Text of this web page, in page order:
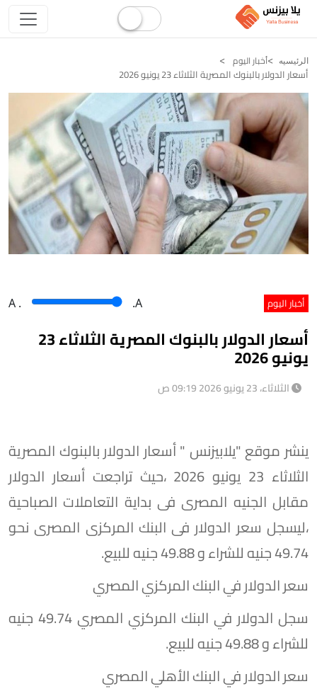
الرئيسيه أخبار اليوم
أسعار الدولار بالبنوك المصرية الثلاثاء 23 يونيو 2026
أخبار اليوم A . .A
أسعار الدولار بالبنوك المصرية الثلاثاء 23
يونيو 2026
الثلاثاء، 23 يونيو 2026 09:19 ص
ينشر موقع "يلابيزنس " أسعار الدولار بالبنوك المصرية
الثلاثاء 23 يونيو 2026 ،حيث تراجعت أسعار الدولار
مقابل الجنيه المصرى فى بداية التعاملات الصباحية
،ليسجل سعر الدولار فى البنك المركزى المصرى نحو
49.74 جنيه للشراء و 49.88 جنيه للبيع.
سعر الدولار في البنك المركزي المصري
سجل الدولار في البنك المركزي المصري 49.74 جنيه
للشراء و 49.88 جنيه للبيع.
سعر الدولار في البنك الأهلي المصري